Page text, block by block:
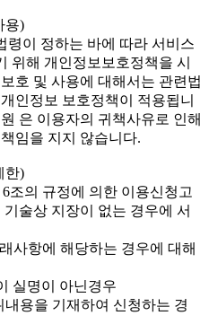
용)
령이 정하는 바에 따라 서비스
위해 개인정보보호정책을 시
호 및 사용에 대해서는 관련법
인정보 보호정책이 적용됩니
은 이용자의 귀책사유로 인해
임을 지지 않습니다.
한)
조의 규정에 의한 이용신청고
술상 지장이 없는 경우에 서
사항에 해당하는 경우에 대해
실명이 아닌경우
용을 기재하여 신청하는 경